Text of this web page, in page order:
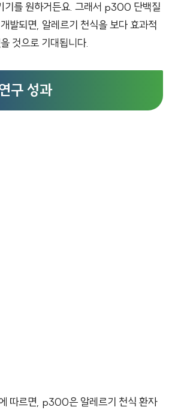
기를 원하거든요. 그래서 p300 단백질
발되면, 알레르기 천식을 보다 효과적
것으로 기대됩니다.
구 성과
따르면, p300은 알레르기 천식 환자